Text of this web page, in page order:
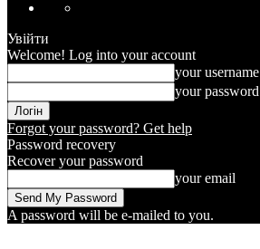
Увійти
Welcome! Log into your account
your username
your password
Forgot your password? Get help
Password recovery
Recover your password
your email
A password will be e-mailed to you.